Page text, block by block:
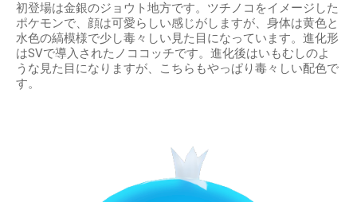
初登場は金銀のジョウト地方です。ツチノコをイメージした
ポケモンで、顔は可愛らしい感じがしますが、身体は黄色と
水色の縞模様で少し毒々しい見た目になっています。進化形
はSVで導入されたノココッチです。進化後はいもむしのよ
うな見た目になりますが、こちらもやっぱり毒々しい配色で
す。